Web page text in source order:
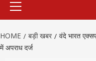
HOME बड़ी खबर
वंदे भारत
में अपराध दर्ज